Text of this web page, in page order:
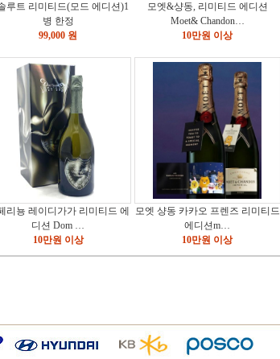
루트 리미티드(모드 에디션)1
병 한정
99,000 원
모엣&샹동, 리미티드 에디션
Moet& Chandon…
10만원 이상
리뇽 레이디가가 리미티드 에
디션 Dom …
10만원 이상
모엣 샹동 카카오 프렌즈 리미티드
에디션m…
10만원 이상